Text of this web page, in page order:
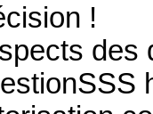
!
des